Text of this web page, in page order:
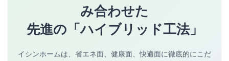
み合わせた
先進の「ハイブリッド工法」
イシンホームは、省エネ面、健康面、快適面に徹底的にこだ